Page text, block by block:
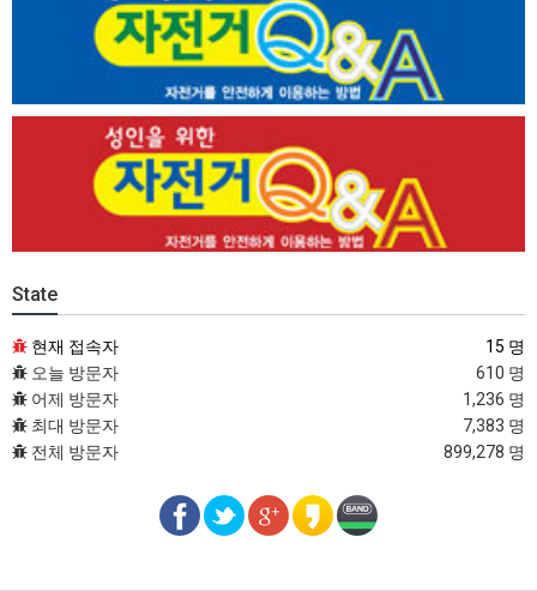
State
현재 접속자
15 명
오늘 방문자
610 명
어제 방문자
1,236 명
최대 방문자
7,383 명
전체 방문자
899,278 명